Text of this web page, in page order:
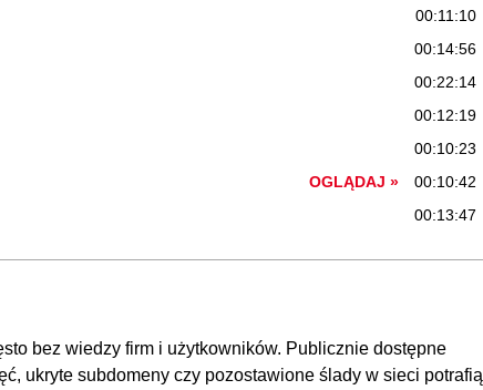
00:11:10
00:14:56
00:22:14
00:12:19
00:10:23
OGLĄDAJ »
00:10:42
00:13:47
bez wiedzy firm i użytkowników. Publicznie dostępne
ukryte subdomeny czy pozostawione ślady w sieci potrafią